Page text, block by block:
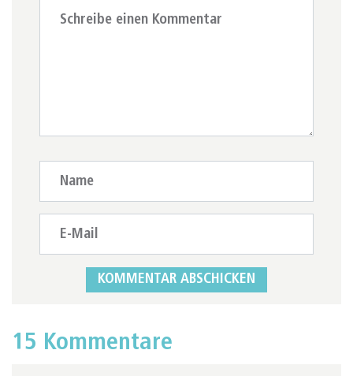
15 Kommentare